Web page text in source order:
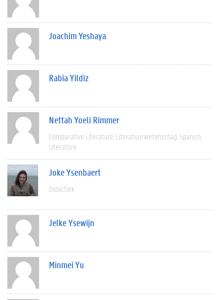
Joachim Yeshaya
Rabia Yildiz
Nettah Yoeli Rimmer
Comparative Literature Literatuurwetenschap Spanish
Literature
Joke Ysenbaert
Didactiek
Jelke Ysewijn
Minmei Yu